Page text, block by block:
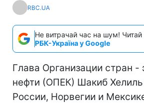
RBC.UA
Не витрачай час на шум! Читай
РБК-Україна у Google
Глава Организации стран -
нефти (ОПЕК) Шакиб
России, Норвегии и